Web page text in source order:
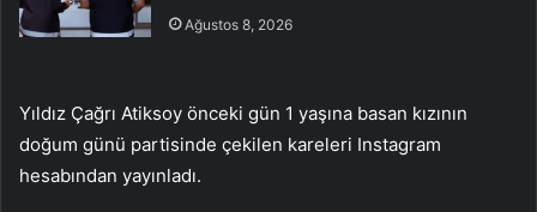
Ağustos 8, 2026
Yıldız Çağrı Atiksoy önceki gün 1 yaşına basan kızının
doğum günü partisinde çekilen kareleri Instagram
hesabından yayınladı.